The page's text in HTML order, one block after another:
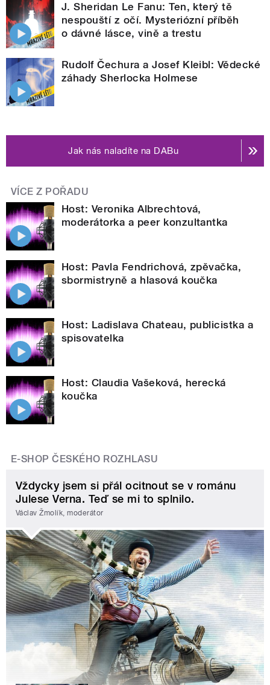
J. Sheridan Le Fanu: Ten, který tě
nespouští z očí. Mysteriózní příběh
o dávné lásce, vině a trestu
Rudolf Čechura a Josef Kleibl: Vědecké
záhady Sherlocka Holmese
Jak nás naladíte na DABu
VÍCE Z POŘADU
Host: Veronika Albrechtová,
moderátorka a peer konzultantka
Host: Pavla Fendrichová, zpěvačka,
sbormistryně a hlasová koučka
Host: Ladislava Chateau, publicistka a
spisovatelka
Host: Claudia Vašeková, herecká
koučka
E-SHOP ČESKÉHO ROZHLASU
Vždycky jsem si přál ocitnout se v románu
Julese Verna. Teď se mi to splnilo.
Václav Žmolík, moderátor